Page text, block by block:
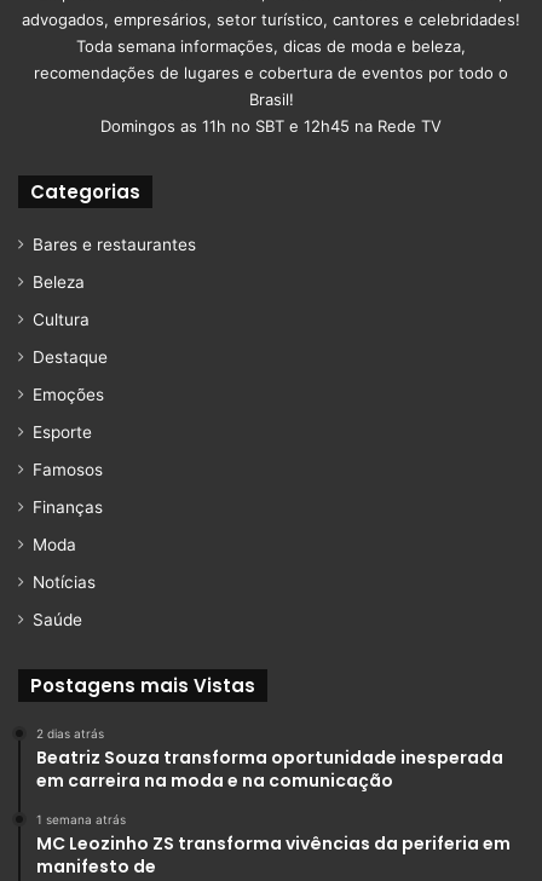
advogados, empresários, setor turístico, cantores e celebridades!
Toda semana informações, dicas de moda e beleza,
recomendações de lugares e cobertura de eventos por todo o
Brasil!
Domingos as 11h no SBT e 12h45 na Rede TV
Categorias
Bares e restaurantes
Beleza
Cultura
Destaque
Emoções
Esporte
Famosos
Finanças
Moda
Notícias
Saúde
Postagens mais Vistas
2 dias atrás
Beatriz Souza transforma oportunidade inesperada
em carreira na moda e na comunicação
1 semana atrás
MC Leozinho ZS transforma vivências da periferia em
manifesto de